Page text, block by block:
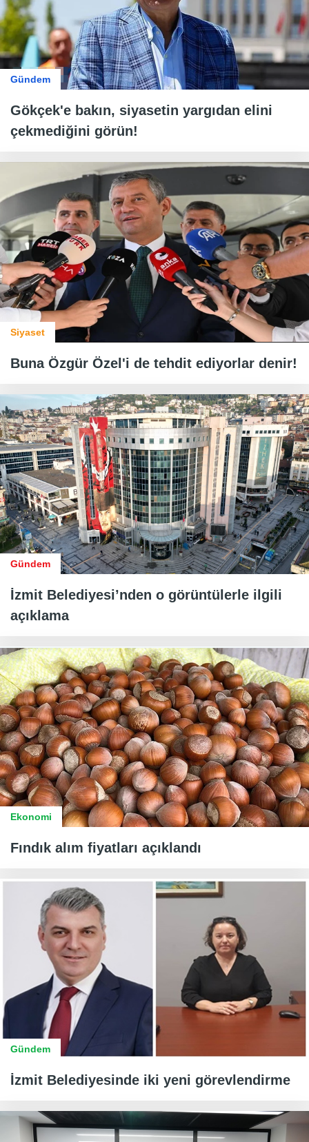
Gündem
Gökçek'e bakın, siyasetin yargıdan elini
çekmediğini görün!
Siyaset
Buna Özgür Özel'i de tehdit ediyorlar denir!
Gündem
İzmit Belediyesi’nden o görüntülerle ilgili
açıklama
Ekonomi
Fındık alım fiyatları açıklandı
Gündem
İzmit Belediyesinde iki yeni görevlendirme